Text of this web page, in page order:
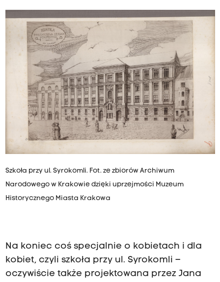
Szkoła przy ul. Syrokomli. Fot. ze zbiorów Archiwum
Narodowego w Krakowie dzięki uprzejmości Muzeum
Historycznego Miasta Krakowa
Na koniec coś specjalnie o kobietach i dla
kobiet, czyli szkoła przy ul. Syrokomli –
oczywiście także projektowana przez Jana